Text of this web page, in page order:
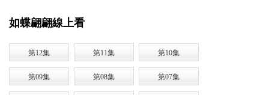
如蝶翩翩線上看
第12集 第11集 第10集
第09集 第08集 第07集